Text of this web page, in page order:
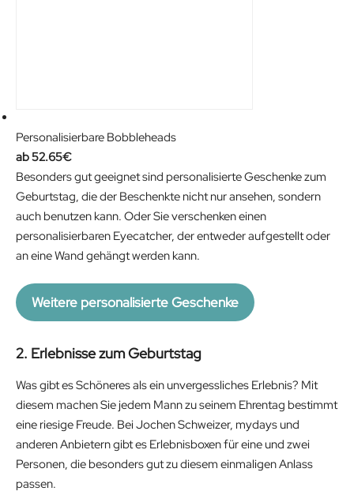
Personalisierbare Bobbleheads
52.65€
Besonders gut geeignet sind personalisierte Geschenke zum
Geburtstag, die der Beschenkte nicht nur ansehen, sondern
auch benutzen kann. Oder Sie verschenken einen
personalisierbaren Eyecatcher, der entweder aufgestellt oder
an eine Wand gehängt werden kann.
Weitere personalisierte Geschenke
2. Erlebnisse zum Geburtstag
Was gibt es Schöneres als ein unvergessliches Erlebnis? Mit
diesem machen Sie jedem Mann zu seinem Ehrentag bestimmt
eine riesige Freude. Bei Jochen Schweizer, mydays und
anderen Anbietern gibt es Erlebnisboxen für eine und zwei
Personen, die besonders gut zu diesem einmaligen Anlass
passen.